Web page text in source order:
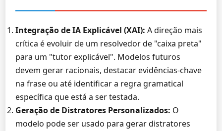
Integração de IA Explicável (XAI): A direção mais
crítica é evoluir de um resolvedor de "caixa preta"
para um "tutor explicável". Modelos futuros
devem gerar racionais, destacar evidências-chave
na frase ou até identificar a regra gramatical
específica que está a ser testada.
Geração de Distratores Personalizados: O
modelo pode ser usado para gerar distratores